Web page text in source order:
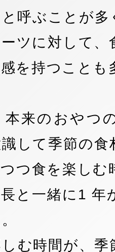
呼ぶことが
ツに対して
を持つことも
来のおやつ
して季節の
つ食を楽し
と一緒に1 年
む時間が、季